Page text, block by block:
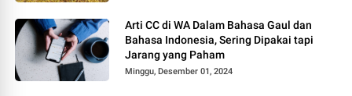
Arti CC di WA Dalam Bahasa Gaul dan
Bahasa Indonesia, Sering Dipakai tapi
Jarang yang Paham
Minggu, Desember 01, 2024